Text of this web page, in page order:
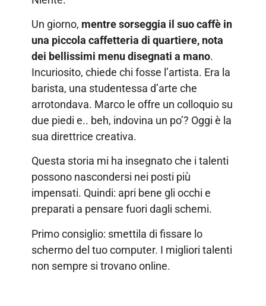
Un giorno, mentre sorseggia il suo caffè in
una piccola caffetteria di quartiere, nota
dei bellissimi menu disegnati a mano.
Incuriosito, chiede chi fosse l’artista. Era la
barista, una studentessa d’arte che
arrotondava. Marco le offre un colloquio su
due piedi e.. beh, indovina un po’? Oggi è la
sua direttrice creativa.
Questa storia mi ha insegnato che i talenti
possono nascondersi nei posti più
impensati. Quindi: apri bene gli occhi e
preparati a pensare fuori dagli schemi.
Primo consiglio: smettila di fissare lo
schermo del tuo computer. I migliori talenti
non sempre si trovano online.